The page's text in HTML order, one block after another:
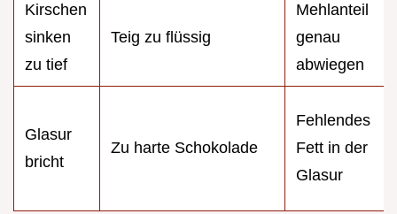
Kirschen
sinken
zu tief
Teig zu flüssig
Mehlanteil
genau
abwiegen
Glasur
bricht
Zu harte Schokolade
Fehlendes
Fett in der
Glasur